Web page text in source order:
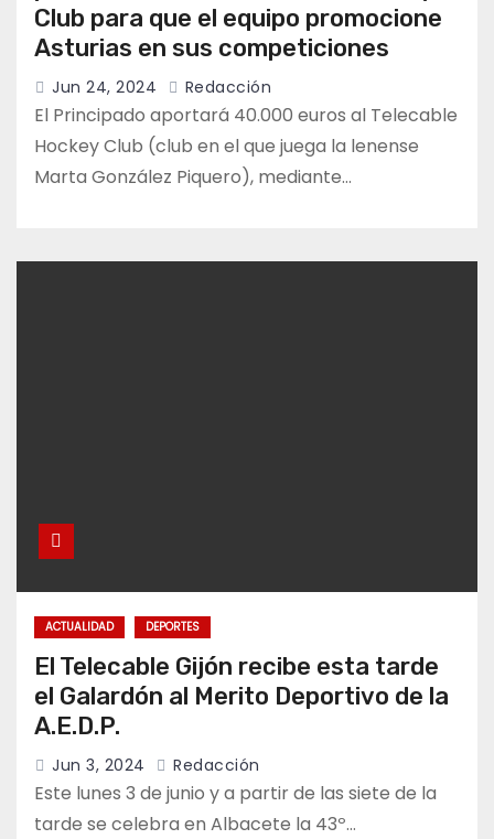
Club para que el equipo promocione
Asturias en sus competiciones
Jun 24, 2024 Redacción
El Principado aportará 40.000 euros al Telecable
Hockey Club (club en el que juega la lenense
Marta González Piquero), mediante…
ACTUALIDAD DEPORTES
El Telecable Gijón recibe esta tarde
el Galardón al Merito Deportivo de la
A.E.D.P.
Jun 3, 2024 Redacción
Este lunes 3 de junio y a partir de las siete de la
tarde se celebra en Albacete la 43º…